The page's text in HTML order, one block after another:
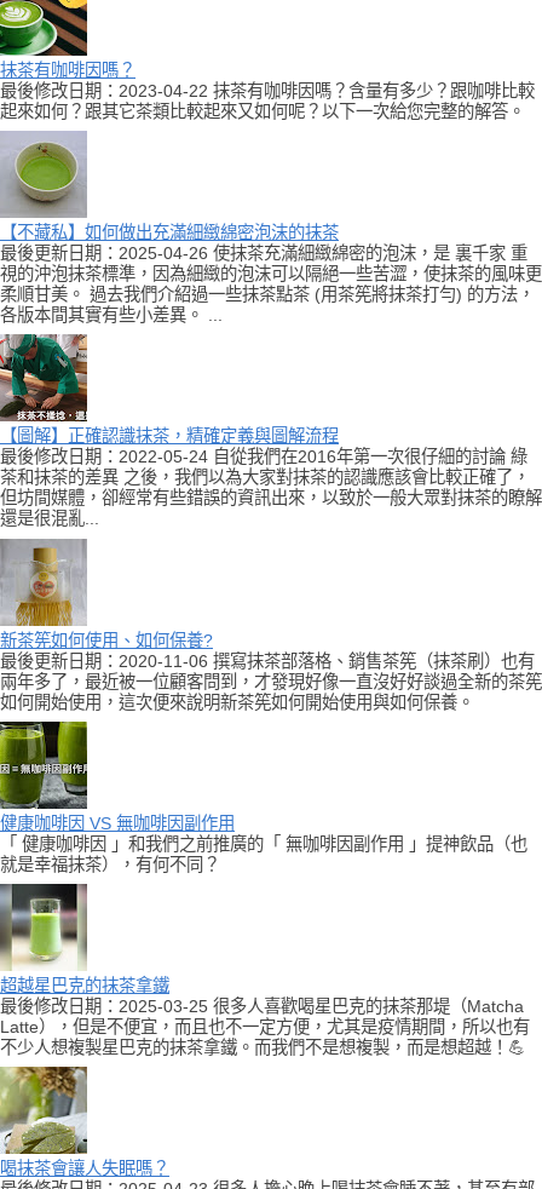
抹茶有咖啡因嗎？
最後修改日期：2023-04-22 抹茶有咖啡因嗎？含量有多少？跟咖啡比較
起來如何？跟其它茶類比較起來又如何呢？以下一次給您完整的解答。
【不藏私】如何做出充滿細緻綿密泡沫的抹茶
最後更新日期：2025-04-26 使抹茶充滿細緻綿密的泡沫，是 裏千家 重
視的沖泡抹茶標準，因為細緻的泡沫可以隔絕一些苦澀，使抹茶的風味更
柔順甘美。 過去我們介紹過一些抹茶點茶 (用茶筅將抹茶打勻) 的方法，
各版本間其實有些小差異。 ...
【圖解】正確認識抹茶，精確定義與圖解流程
最後修改日期：2022-05-24 自從我們在2016年第一次很仔細的討論 綠
茶和抹茶的差異 之後，我們以為大家對抹茶的認識應該會比較正確了，
但坊間媒體，卻經常有些錯誤的資訊出來，以致於一般大眾對抹茶的瞭解
還是很混亂...
新茶筅如何使用、如何保養?
最後更新日期：2020-11-06 撰寫抹茶部落格、銷售茶筅（抹茶刷）也有
兩年多了，最近被一位顧客問到，才發現好像一直沒好好談過全新的茶筅
如何開始使用，這次便來說明新茶筅如何開始使用與如何保養。
健康咖啡因 VS 無咖啡因副作用
「 健康咖啡因 」和我們之前推廣的「 無咖啡因副作用 」提神飲品（也
就是幸福抹茶），有何不同？
超越星巴克的抹茶拿鐵
最後修改日期：2025-03-25 很多人喜歡喝星巴克的抹茶那堤（Matcha
Latte），但是不便宜，而且也不一定方便，尤其是疫情期間，所以也有
不少人想複製星巴克的抹茶拿鐵。而我們不是想複製，而是想超越！💪
喝抹茶會讓人失眠嗎？